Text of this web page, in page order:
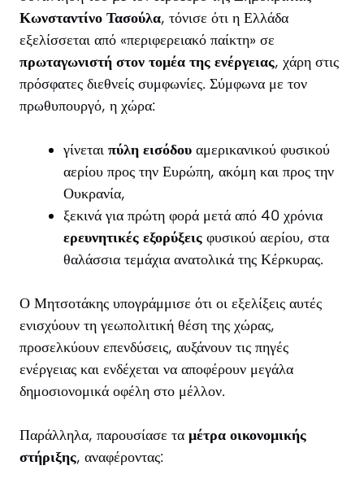
Κωνσταντίνο Τασούλα, τόνισε ότι η Ελλάδα
εξελίσσεται από «περιφερειακό παίκτη» σε
πρωταγωνιστή στον τομέα της ενέργειας, χάρη στις
πρόσφατες διεθνείς συμφωνίες. Σύμφωνα με τον
πρωθυπουργό, η χώρα:
γίνεται πύλη εισόδου αμερικανικού φυσικού
αερίου προς την Ευρώπη, ακόμη και προς την
Ουκρανία,
ξεκινά για πρώτη φορά μετά από 40 χρόνια
ερευνητικές εξορύξεις φυσικού αερίου, στα
θαλάσσια τεμάχια ανατολικά της Κέρκυρας.
Ο Μητσοτάκης υπογράμμισε ότι οι εξελίξεις αυτές
ενισχύουν τη γεωπολιτική θέση της χώρας,
προσελκύουν επενδύσεις, αυξάνουν τις πηγές
ενέργειας και ενδέχεται να αποφέρουν μεγάλα
δημοσιονομικά οφέλη στο μέλλον.
Παράλληλα, παρουσίασε τα μέτρα οικονομικής
στήριξης, αναφέροντας: